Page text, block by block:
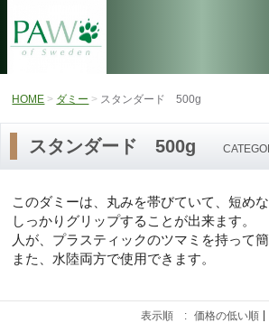
HOME ダミー スタンダード 500g
スタンダード 500g
このダミーは、丸みを帯びていて、短め
しっかりグリップすることが出来ます。
人が、プラスティックのツマミを持って
また、水陸両方で使用できます。
表示順 : 価格の低い順